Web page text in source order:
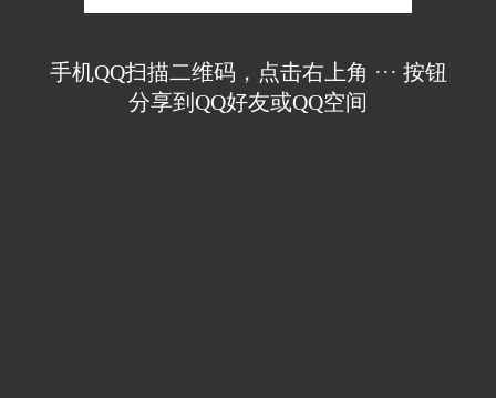
手机QQ扫描二维码，点击右上角 ··· 按钮
分享到QQ好友或QQ空间